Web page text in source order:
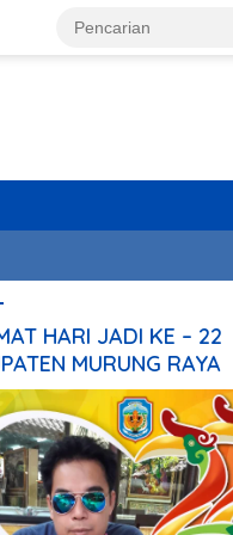
HARI JADI KE – 22
MURUNG RAYA